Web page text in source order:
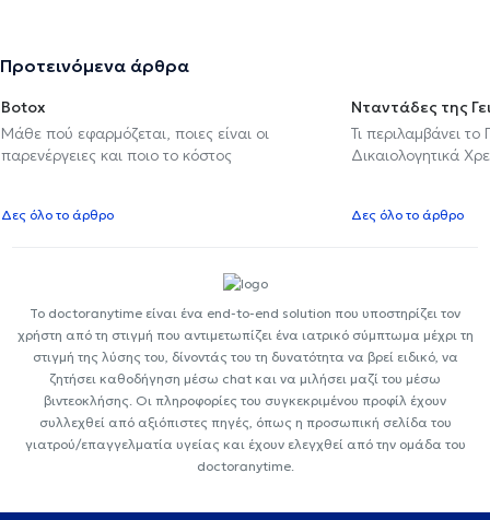
Προτεινόμενα άρθρα
Botox
Μάθε πού εφαρμόζεται, ποιες είναι οι
παρενέργειες και ποιο το κόστος
Δες όλο το άρθρο
Νταντάδες της
Τι περιλαμβάνει
Δικαιολογητικά
Δες όλο το άρθρο
Το doctoranytime είναι ένα end-to-end solution που υποστηρίζει τον
χρήστη από τη στιγμή που αντιμετωπίζει ένα ιατρικό σύμπτωμα μέχρι τη
στιγμή της λύσης του, δίνοντάς του τη δυνατότητα να βρεί ειδικό, να
ζητήσει καθοδήγηση μέσω chat και να μιλήσει μαζί του μέσω
βιντεοκλήσης. Οι πληροφορίες του συγκεκριμένου προφίλ έχουν
συλλεχθεί από αξιόπιστες πηγές, όπως η προσωπική σελίδα του
γιατρού/επαγγελματία υγείας και έχουν ελεγχθεί από την ομάδα του
doctoranytime.